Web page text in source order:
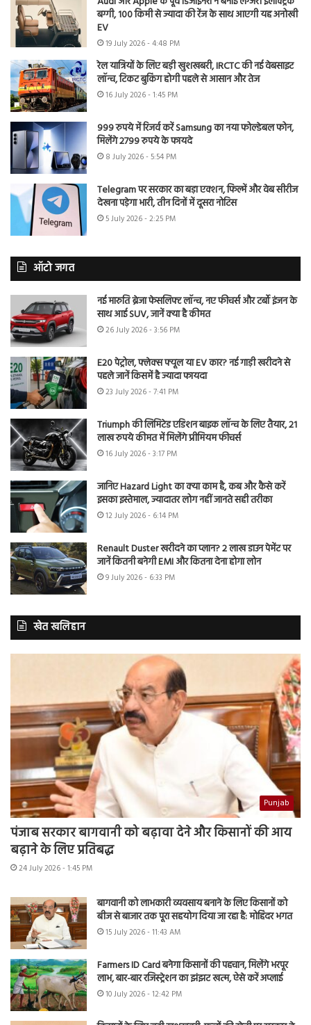
बग्गी, 100 किमी से ज्यादा की रेंज के साथ आएगी यह अनोखी
EV
19 July 2026 - 4:48 PM
रेल यात्रियों के लिए बड़ी खुशखबरी, IRCTC की नई वेबसाइट
लॉन्च, टिकट बुकिंग होगी पहले से आसान और तेज
16 July 2026 - 1:45 PM
999 रुपये में रिजर्व करें Samsung का नया फोल्डेबल फोन,
मिलेंगे 2799 रुपये के फायदे
8 July 2026 - 5:54 PM
Telegram पर सरकार का बड़ा एक्शन, फिल्में और वेब सीरीज
देखना पड़ेगा भारी, तीन दिनों में दूसरा नोटिस
5 July 2026 - 2:25 PM
ऑटो जगत
नई मारुति ब्रेजा फेसलिफ्ट लॉन्च, नए फीचर्स और टर्बो इंजन के
साथ आई SUV, जानें क्या है कीमत
26 July 2026 - 3:56 PM
E20 पेट्रोल, फ्लेक्स फ्यूल या EV कार? नई गाड़ी खरीदने से
पहले जानें किसमें है ज्यादा फायदा
23 July 2026 - 7:41 PM
Triumph की लिमिटेड एडिशन बाइक लॉन्च के लिए तैयार, 21
लाख रुपये कीमत में मिलेंगे प्रीमियम फीचर्स
16 July 2026 - 3:17 PM
जानिए Hazard Light का क्या काम है, कब और कैसे करें
इसका इस्तेमाल, ज्यादातर लोग नहीं जानते सही तरीका
12 July 2026 - 6:14 PM
Renault Duster खरीदने का प्लान? 2 लाख डाउन पेमेंट पर
जानें कितनी बनेगी EMI और कितना देना होगा लोन
9 July 2026 - 6:33 PM
खेत खलिहान
Punjab
पंजाब सरकार बागवानी को बढ़ावा देने और किसानों की आय
बढ़ाने के लिए प्रतिबद्ध
24 July 2026 - 1:45 PM
बागवानी को लाभकारी व्यवसाय बनाने के लिए किसानों को
बीज से बाजार तक पूरा सहयोग दिया जा रहा है: मोहिंदर भगत
15 July 2026 - 11:43 AM
Farmers ID Card बनेगा किसानों की पहचान, मिलेंगे भरपूर
लाभ, बार-बार रजिस्ट्रेशन का झंझट खत्म, ऐसे करें अप्लाई
10 July 2026 - 12:42 PM